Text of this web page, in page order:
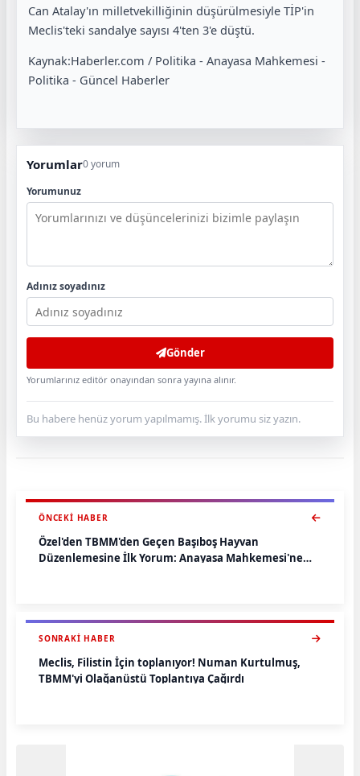
Can Atalay'ın milletvekilliğinin düşürülmesiyle TİP'in
Meclis'teki sandalye sayısı 4'ten 3'e düştü.
Kaynak:Haberler.com / Politika - Anayasa Mahkemesi -
Politika - Güncel Haberler
Yorumlar0 yorum
Yorumunuz
Adınız soyadınız
Gönder
Yorumlarınız editör onayından sonra yayına alınır.
Bu habere henüz yorum yapılmamış. İlk yorumu siz yazın.
ÖNCEKI HABER
Özel'den TBMM'den Geçen Başıboş Hayvan
Düzenlemesine İlk Yorum: Anayasa Mahkemesi'ne
SONRAKI HABER
Meclis, Filistin İçin toplanıyor! Numan Kurtulmuş,
TBMM'yi Olağanüstü Toplantıya Çağırdı